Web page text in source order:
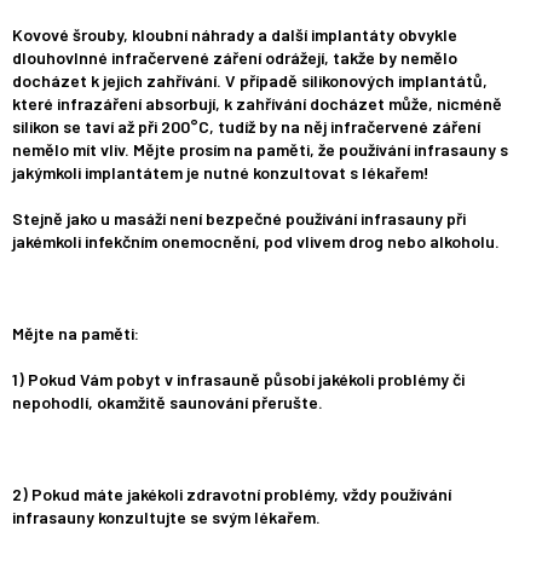
Kovové šrouby, kloubní náhrady a další implantáty obvykle
dlouhovlnné infračervené záření odrážejí, takže by nemělo
docházet k jejich zahřívání. V případě silikonových implantátů,
které infrazáření absorbují, k zahřívání docházet může, nicméně
silikon se taví až při 200°C, tudíž by na něj infračervené záření
nemělo mít vliv. Mějte prosím na paměti, že používání infrasauny s
jakýmkoli implantátem je nutné konzultovat s lékařem!
Stejně jako u masáží není bezpečné používání infrasauny při
jakémkoli infekčním onemocnění, pod vlivem drog nebo alkoholu.
Mějte na paměti:
1) Pokud Vám pobyt v infrasauně působí jakékoli problémy či
nepohodlí, okamžitě saunování přerušte.
2) Pokud máte jakékoli zdravotní problémy, vždy používání
infrasauny konzultujte se svým lékařem.